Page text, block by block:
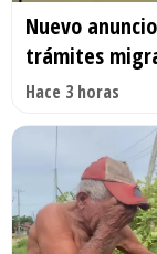
Nuevo
trámites
Hace 3 horas